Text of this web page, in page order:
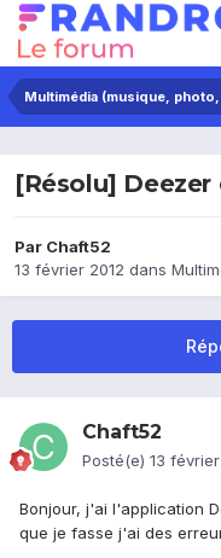
Multimédia (musique,
[Résolu] Deezer
Par Chaft52
13 février 2012 dans
Chaft52
Posté(e) 13
Bonjour, j'ai l'application
que je fasse j'ai des